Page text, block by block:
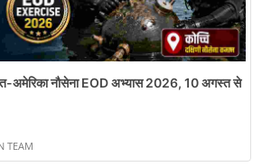
अमेरिका नौसेना EOD अभ्यास 2026, 10 अगस्त से
TEAM